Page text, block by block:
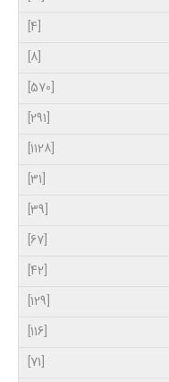
[4]
[8]
[570]
[291]
[1128]
[31]
[39]
[67]
[42]
[129]
[116]
[71]